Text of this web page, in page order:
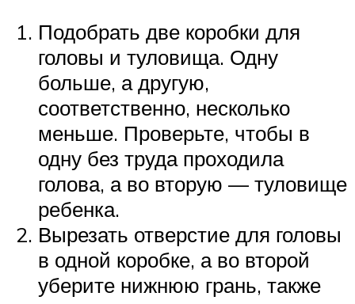
Подобрать две коробки для
головы и туловища. Одну
больше, а другую,
соответственно, несколько
меньше. Проверьте, чтобы в
одну без труда проходила
голова, а во вторую — туловище
ребенка.
Вырезать отверстие для головы
в одной коробке, а во второй
уберите нижнюю грань, также